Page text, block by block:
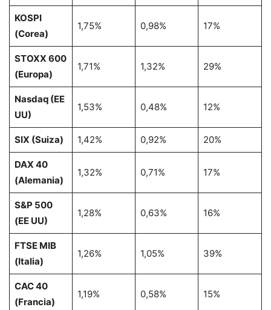
KOSPI
(Corea)
1,75% 0,98% 17%
STOXX 600
(Europa)
1,71% 1,32% 29%
Nasdaq (EE
UU)
1,53% 0,48% 12%
SIX (Suiza) 1,42% 0,92% 20%
DAX 40
(Alemania)
1,32% 0,71% 17%
S&P 500
(EE UU)
1,28% 0,63% 16%
FTSE MIB
(Italia)
1,26% 1,05% 39%
CAC 40
(Francia)
1,19% 0,58% 15%